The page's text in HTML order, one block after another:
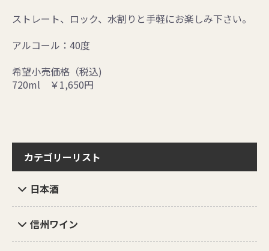
ストレート、ロック、水割りと手軽にお楽しみ下さい。
アルコール：40度
希望小売価格（税込)
720ml ￥1,650円
カテゴリーリスト
日本酒
信州ワイン